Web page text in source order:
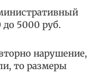
5000 руб.
нарушение,
то размеры